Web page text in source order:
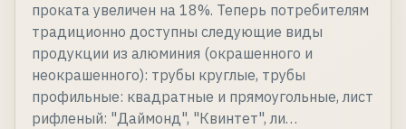
проката увеличен на 18%. Теперь потребителям
традиционно доступны следующие виды
продукции из алюминия (окрашенного и
неокрашенного): трубы круглые, трубы
профильные: квадратные и прямоугольные, лист
рифленый: "Даймонд", "Квинтет", ли…